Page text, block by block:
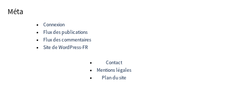
Méta
Connexion
Flux des publications
Flux des commentaires
Site de WordPress-FR
Contact
Mentions légales
Plan du site